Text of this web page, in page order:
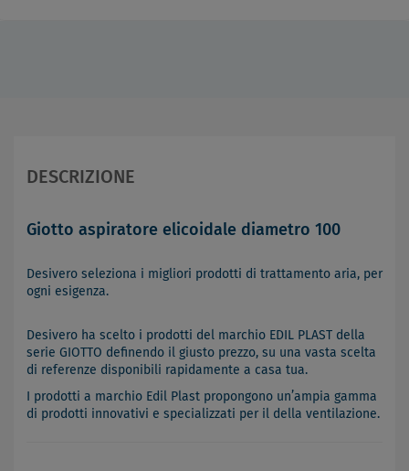
DESCRIZIONE
Giotto aspiratore elicoidale diametro 100
Desivero seleziona i migliori prodotti di trattamento aria, per
ogni esigenza.
Desivero ha scelto i prodotti del marchio EDIL PLAST della
serie GIOTTO definendo il giusto prezzo, su una vasta scelta
di referenze disponibili rapidamente a casa tua.
I prodotti a marchio Edil Plast propongono un’ampia gamma
di prodotti innovativi e specializzati per il della ventilazione.